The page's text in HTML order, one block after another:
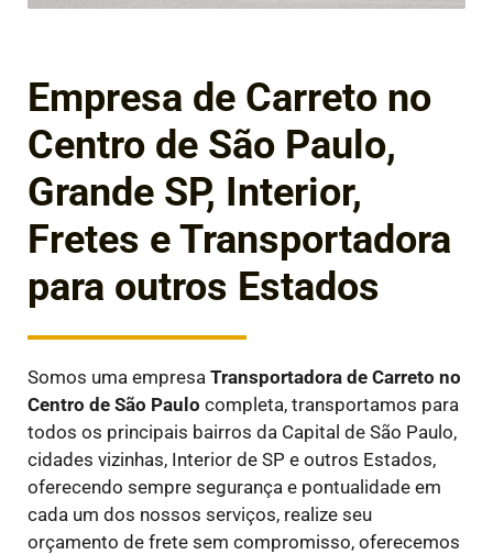
Empresa de Carreto no
Centro de São Paulo,
Grande SP, Interior,
Fretes e Transportadora
para outros Estados
Somos uma empresa Transportadora de Carreto no
Centro de São Paulo completa, transportamos para
todos os principais bairros da Capital de São Paulo,
cidades vizinhas, Interior de SP e outros Estados,
oferecendo sempre segurança e pontualidade em
cada um dos nossos serviços, realize seu
orçamento de frete sem compromisso, oferecemos